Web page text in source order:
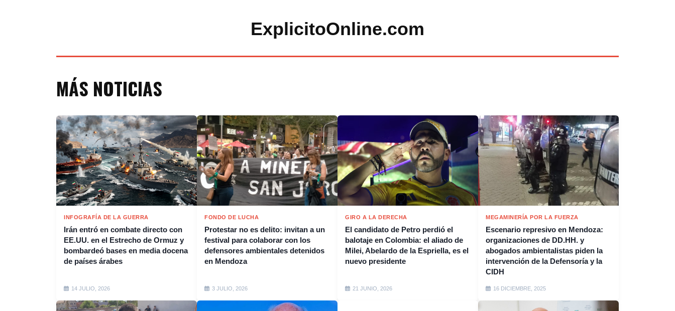
ExplicitoOnline.com
MÁS NOTICIAS
INFOGRAFÍA DE LA GUERRA
Irán entró en combate directo con
EE.UU. en el Estrecho de Ormuz y
bombardeó bases en media docena
de países árabes
14 JULIO, 2026
FONDO DE LUCHA
Protestar no es delito: invitan a un
festival para colaborar con los
defensores ambientales detenidos
en Mendoza
3 JULIO, 2026
GIRO A LA DERECHA
El candidato de Petro perdió el
balotaje en Colombia: el aliado de
Milei, Abelardo de la Espriella, es el
nuevo presidente
21 JUNIO, 2026
MEGAMINERÍA POR LA FUERZA
Escenario represivo en Mendoza:
organizaciones de DD.HH. y
abogados ambientalistas piden la
intervención de la Defensoría y la
CIDH
16 DICIEMBRE, 2025